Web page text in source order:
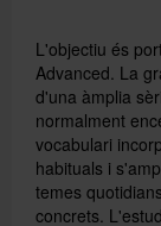
L'objectiu és
Advanced. La
d'una àmplia
normalment
vocabulari
habituals i
temes
concrets.